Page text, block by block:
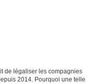
de légaliser les compagnies
2014. Pourquoi une telle